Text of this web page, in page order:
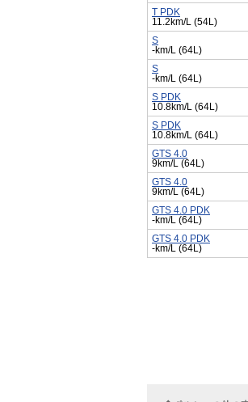
T PDK
11.2km/L (54L)
S
-km/L (64L)
S
-km/L (64L)
S PDK
10.8km/L (64L)
S PDK
10.8km/L (64L)
GTS 4.0
9km/L (64L)
GTS 4.0
9km/L (64L)
GTS 4.0 PDK
-km/L (64L)
GTS 4.0 PDK
-km/L (64L)